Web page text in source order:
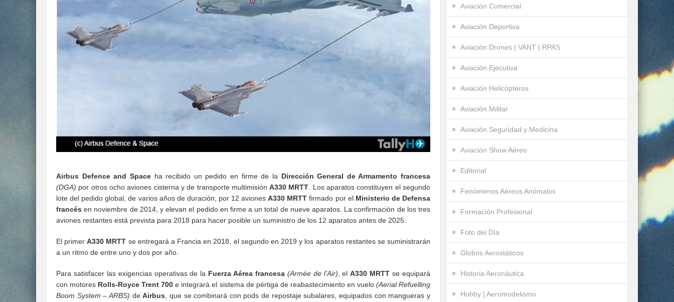
Airbus Defence and Spaceha recibido un pedido en firme de la Dirección General de Armamento francesa
(DGA) por otros ocho aviones cisterna y de transporte multimisiónA330 MRTT. Los aparatos constituyen el segundo
lote del pedido global, de varios años de duración, por 12 avionesA330 MRTT firmado por el Ministerio de Defensa
francés en noviembre de 2014, y elevan el pedido en firme a un total de nueve aparatos. La confirmación de los tres
aviones restantes está prevista para 2018 para hacer posible un suministro de los 12 aparatos antes de 2025.
El primerA330 MRTT se entregará a Francia en 2018, el segundo en 2019 y los aparatos restantes se suministrarán
a un ritmo de entre uno y dos por año.
Para satisfacer las exigencias operativas de la Fuerza Aérea francesa (Armée de l’Air), elA330 MRTT se equipará
con motores Rolls-Royce Trent 700 e integrará el sistema de pértiga de reabastecimiento en vuelo (Aerial Refuelling
Boom System – ARBS) deAirbus, que se combinará con pods de repostaje subalares, equipados con mangueras y
Aviación Comercial
Aviación Deportiva
Aviación Drones | VANT | RPAS
Aviación Ejecutiva
Aviación Helicópteros
Aviación Militar
Aviación Seguridad y Medicina
Aviación Show Aéreo
Editorial
Fenómenos Aéreos Anómalos
Formación Profesional
Foto del Día
Globos Aerostáticos
Historia Aeronáutica
Hobby | Aeromodelismo